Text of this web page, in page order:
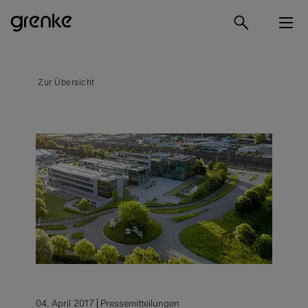
Zur Übersicht
04. April 2017 Pressemitteilungen